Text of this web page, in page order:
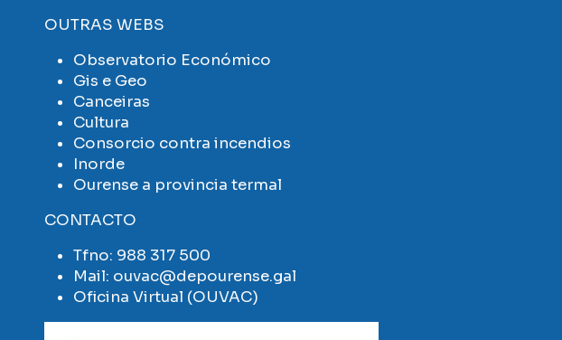
OUTRAS WEBS
Observatorio Económico
Gis e Geo
Canceiras
Cultura
Consorcio contra incendios
Inorde
Ourense a provincia termal
CONTACTO
Tfno: 988 317 500
Mail: ouvac@depourense.gal
Oficina Virtual (OUVAC)